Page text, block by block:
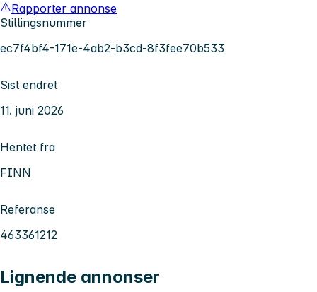
Rapporter annonse
Stillingsnummer
ec7f4bf4-171e-4ab2-b3cd-8f3fee70b533
Sist endret
11. juni 2026
Hentet fra
FINN
Referanse
463361212
Lignende annonser